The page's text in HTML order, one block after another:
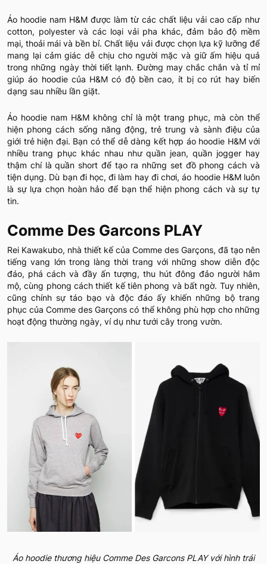
Áo hoodie nam H&M được làm từ các chất liệu vải cao cấp như
cotton, polyester và các loại vải pha khác, đảm bảo độ mềm
mại, thoải mái và bền bỉ. Chất liệu vải được chọn lựa kỹ lưỡng để
mang lại cảm giác dễ chịu cho người mặc và giữ ấm hiệu quả
trong những ngày thời tiết lạnh. Đường may chắc chắn và tỉ mỉ
giúp áo hoodie của H&M có độ bền cao, ít bị co rút hay biến
dạng sau nhiều lần giặt.
Áo hoodie nam H&M không chỉ là một trang phục, mà còn thể
hiện phong cách sống năng động, trẻ trung và sành điệu của
giới trẻ hiện đại. Bạn có thể dễ dàng kết hợp áo hoodie H&M với
nhiều trang phục khác nhau như quần jean, quần jogger hay
thậm chí là quần short để tạo ra những set đồ phong cách và
tiện dụng. Dù bạn đi học, đi làm hay đi chơi, áo hoodie H&M luôn
là sự lựa chọn hoàn hảo để bạn thể hiện phong cách và sự tự
tin.
Comme Des Garcons PLAY
Rei Kawakubo, nhà thiết kế của Comme des Garçons, đã tạo nên
tiếng vang lớn trong làng thời trang với những show diễn độc
đáo, phá cách và đầy ấn tượng, thu hút đông đảo người hâm
mộ, cùng phong cách thiết kế tiên phong và bất ngờ. Tuy nhiên,
cũng chính sự táo bạo và độc đáo ấy khiến những bộ trang
phục của Comme des Garçons có thể không phù hợp cho những
hoạt động thường ngày, ví dụ như tưới cây trong vườn.
Áo hoodie thương hiệu Comme Des Garcons PLAY với hình trái